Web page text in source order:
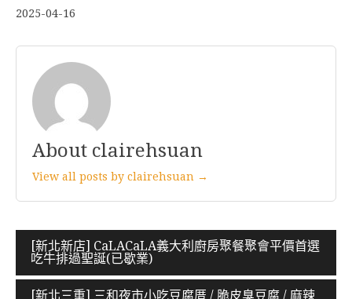
2025-04-16
About clairehsuan
View all posts by clairehsuan →
文
章
[新北新店] CaLACaLA義大利廚房聚餐聚會平價首選
吃牛排過聖誕(已歇業)
[新北三重] 三和夜市小吃豆腐厝 / 脆皮臭豆腐 / 麻辣